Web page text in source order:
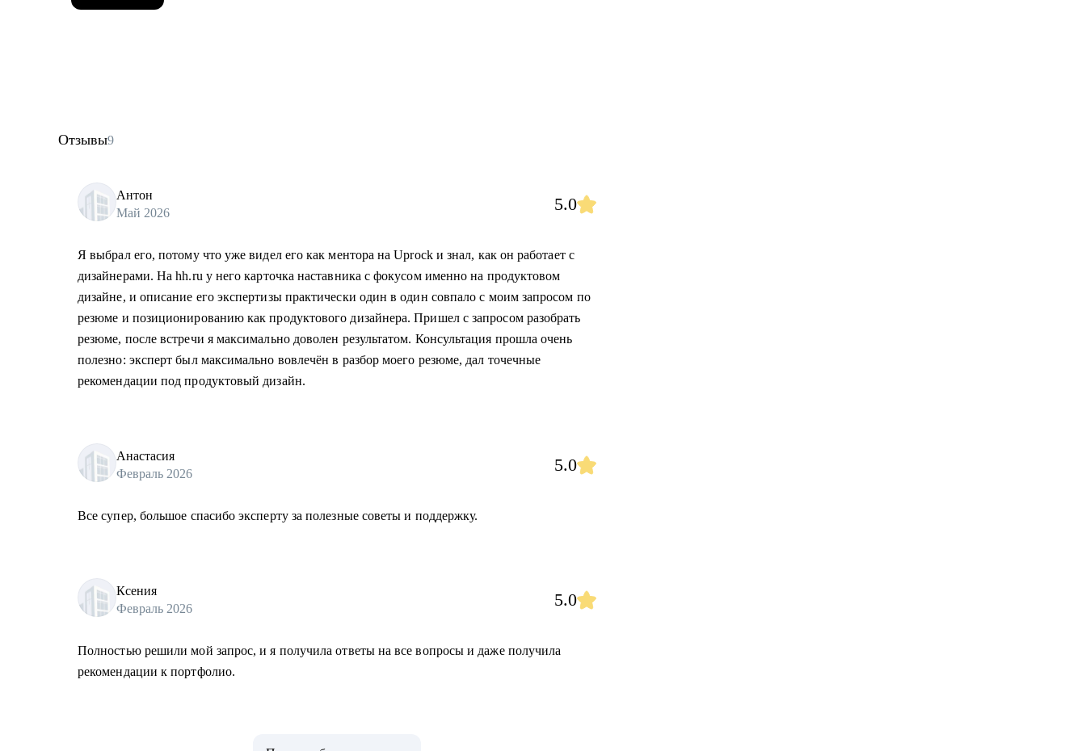
Отзывы9
Антон
Май 2026
5.0
Я выбрал его, потому что уже видел его как ментора на Uprock и знал, как он работает с
дизайнерами. На hh.ru у него карточка наставника с фокусом именно на продуктовом
дизайне, и описание его экспертизы практически один в один совпало с моим запросом по
резюме и позиционированию как продуктового дизайнера. Пришел с запросом разобрать
резюме, после встречи я максимально доволен результатом. Консультация прошла очень
полезно: эксперт был максимально вовлечён в разбор моего резюме, дал точечные
рекомендации под продуктовый дизайн.
Анастасия
Февраль 2026
5.0
Все супер, большое спасибо эксперту за полезные советы и поддержку.
Ксения
Февраль 2026
5.0
Полностью решили мой запрос, и я получила ответы на все вопросы и даже получила
рекомендации к портфолио.